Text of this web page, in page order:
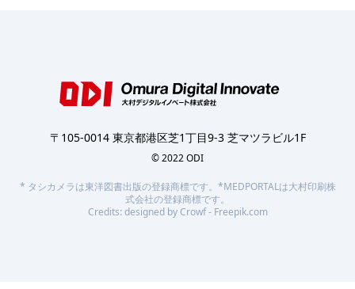
〒105-0014 東京都港区芝1丁目9-3 芝マツラビル1F
© 2022 ODI
* タシカメラは東洋図書出版の登録商標です。*MEDPORTALは大村印刷株
式会社の登録商標です。
Credits: designed by Crowf - Freepik.com